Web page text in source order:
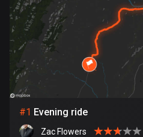
Argentina
885 rutter
Armenien
2 rutter
8 rutter
#1 Evening ride
Zac Flowers